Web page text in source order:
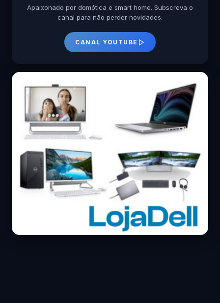
Apaixonado por domótica e smart home. Subscreva o
canal para não perder novidades.
CANAL YOUTUBE